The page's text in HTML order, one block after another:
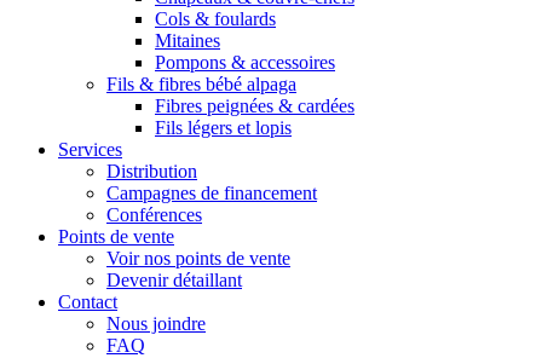
Cols & foulards
Mitaines
Pompons & accessoires
Fils & fibres bébé alpaga
Fibres peignées & cardées
Fils légers et lopis
Services
Distribution
Campagnes de financement
Conférences
Points de vente
Voir nos points de vente
Devenir détaillant
Contact
Nous joindre
FAQ